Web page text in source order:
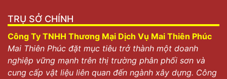
TRỤ SỞ CHÍNH
Công Ty TNHH Thương Mại Dịch Vụ Mai Thiên Phúc
Mai Thiên Phúc đặt mục tiêu trở thành một doanh
nghiệp vững mạnh trên thị trường phân phối sơn và
cung cấp vật liệu liên quan đến ngành xây dựng. Công